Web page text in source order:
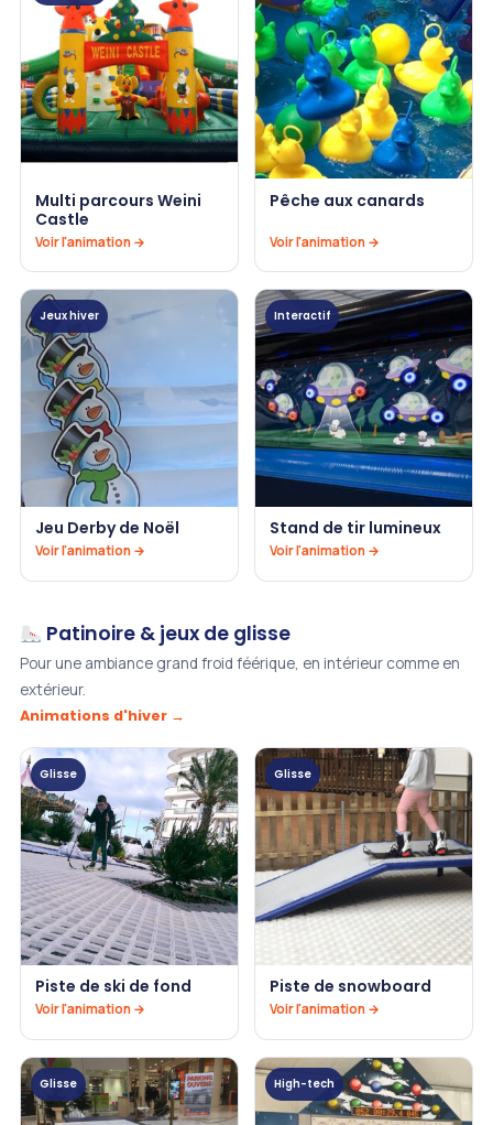
Multi parcours Weini
Castle
Voir l'animation →
Pêche aux canards
Voir l'animation →
Jeux hiver
Jeu Derby de Noël
Voir l'animation →
Interactif
Stand de tir lumineux
Voir l'animation →
Patinoire & jeux de glisse
Pour une ambiance grand froid féérique, en intérieur comme en
extérieur.
Animations d'hiver →
Glisse
Piste de ski de fond
Voir l'animation →
Glisse
Piste de snowboard
Voir l'animation →
Glisse High-tech